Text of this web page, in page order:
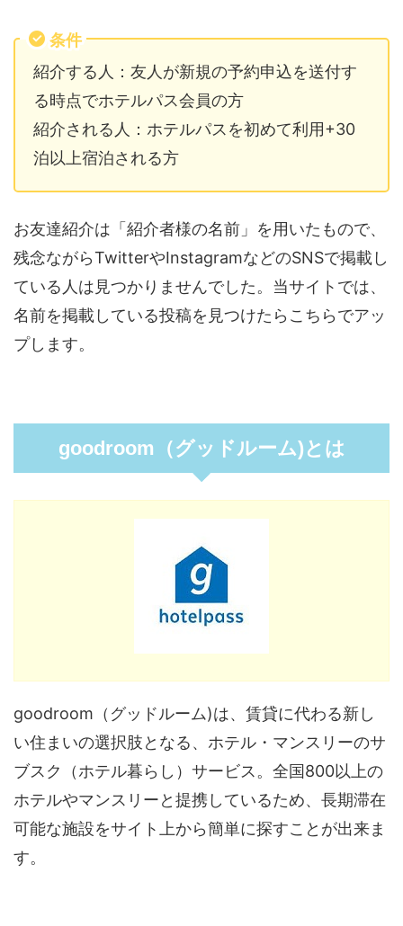
条件
紹介する人：友人が新規の予約申込を送付す
る時点でホテルパス会員の方
紹介される人：ホテルパスを初めて利用+30
泊以上宿泊される方
お友達紹介は「紹介者様の名前」を用いたもので、
残念ながらTwitterやInstagramなどのSNSで掲載し
ている人は見つかりませんでした。当サイトでは、
名前を掲載している投稿を見つけたらこちらでアッ
プします。
goodroom（グッドルーム)とは
goodroom（グッドルーム)は、賃貸に代わる新し
い住まいの選択肢となる、ホテル・マンスリーのサ
ブスク（ホテル暮らし）サービス。全国800以上の
ホテルやマンスリーと提携しているため、長期滞在
可能な施設をサイト上から簡単に探すことが出来ま
す。